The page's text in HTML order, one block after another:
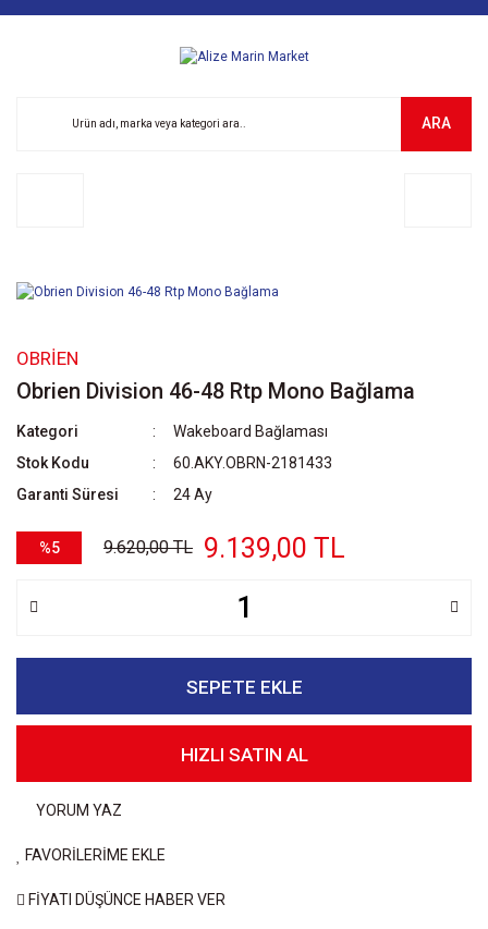
ARA
OBRIEN
Obrien Division 46-48 Rtp Mono Bağlama
Kategori
Wakeboard Bağlaması
Stok Kodu
60.AKY.OBRN-2181433
Garanti Süresi
24 Ay
%5 9.620,00 TL 9.139,00 TL
SEPETE EKLE
HIZLI SATIN AL
YORUM YAZ
FAVORİLERİME EKLE
FİYATI DÜŞÜNCE HABER VER